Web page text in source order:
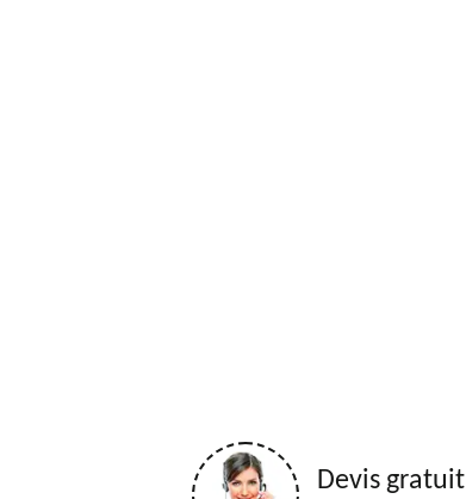
Devis gratuit